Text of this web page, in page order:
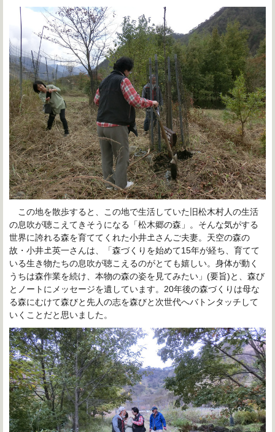
この地を散歩すると、この地で生活していた旧松木村人の生活
の息吹が聴こえてきそうになる「松木郷の森」。そんな気がする
世界に誇れる森を育ててくれた小井𡈽さんご夫妻。天空の森の
故・小井𡈽英一さんは、「森づくりを始めて15年が経ち、育てて
いる生き物たちの息吹が聴こえるのがとても嬉しい。身体が動く
うちは森作業を続け、本物の森の姿を見てみたい」(要旨)と、森び
とノートにメッセージを遺しています。20年後の森づくりは母な
る森にむけて森びと先人の志を森びと次世代へバトンタッチして
いくことだと思いました。